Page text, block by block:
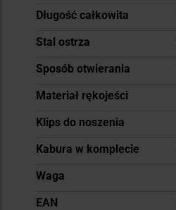
Długość całkowita
Stal ostrza
Sposób otwierania
Materiał rękojeści
Klips do noszenia
Kabura w komplecie
Waga
EAN